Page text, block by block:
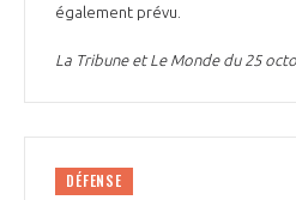
MÉDIATION ET CHARTE
LA MÉDIATION AU-DELÀ DE LA
PRENDRE CONTACT AVEC LE
CHIFFRES CLÉS
LES ENJEUX
également prévu.
La Tribune et Le Monde du 25
DÉFENSE